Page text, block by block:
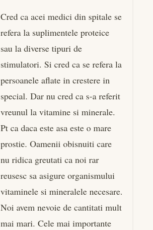
Cred ca acei medici din spitale se
refera la suplimentele proteice
sau la diverse tipuri de
stimulatori. Si cred ca se refera la
persoanele aflate in crestere in
special. Dar nu cred ca s-a referit
vreunul la vitamine si minerale.
Pt ca daca este asa este o mare
prostie. Oamenii obisnuiti care
nu ridica greutati ca noi rar
reusesc sa asigure organismului
vitaminele si mineralele necesare.
Noi avem nevoie de cantitati mult
mai mari. Cele mai importante